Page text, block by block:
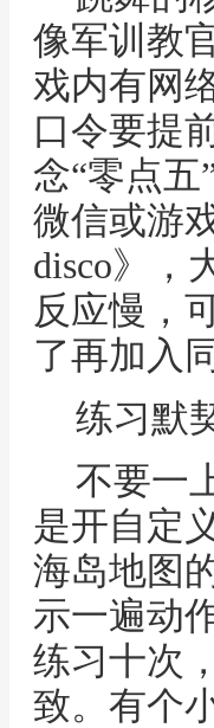
像军训教
戏内有网
口令要提
念“零点
微信或游
disco》，
反应慢，
了再加入
练习默
不要一
是开自定
海岛地图
示一遍动
练习十次
致。有个